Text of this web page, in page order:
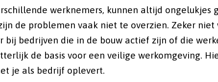
werknemers, kunnen altijd ongelukjes
de problemen vaak niet te overzien. Zeker
bij bedrijven die in de bouw actief zijn of die
de basis voor een veilige werkomgeving.
je als bedrijf oplevert.